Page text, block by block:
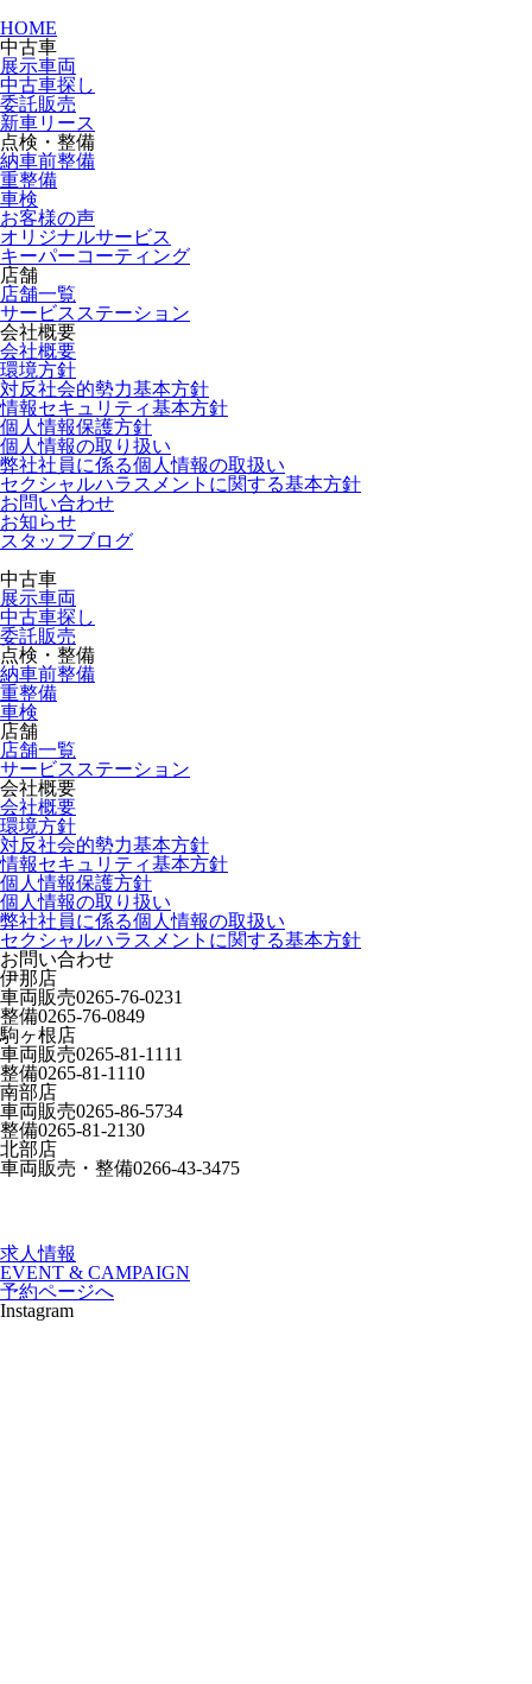
HOME
中古車
展示車両
中古車探し
委託販売
新車リース
点検・整備
納車前整備
重整備
車検
お客様の声
オリジナルサービス
キーパーコーティング
店舗
店舗一覧
サービスステーション
会社概要
会社概要
環境方針
対反社会的勢力基本方針
情報セキュリティ基本方針
個人情報保護方針
個人情報の取り扱い
弊社社員に係る個人情報の取扱い
セクシャルハラスメントに関する基本方針
お問い合わせ
お知らせ
スタッフブログ
中古車
展示車両
中古車探し
委託販売
点検・整備
納車前整備
重整備
車検
店舗
店舗一覧
サービスステーション
会社概要
会社概要
環境方針
対反社会的勢力基本方針
情報セキュリティ基本方針
個人情報保護方針
個人情報の取り扱い
弊社社員に係る個人情報の取扱い
セクシャルハラスメントに関する基本方針
お問い合わせ
伊那店
車両販売0265-76-0231
整備0265-76-0849
駒ヶ根店
車両販売0265-81-1111
整備0265-81-1110
南部店
車両販売0265-86-5734
整備0265-81-2130
北部店
車両販売・整備0266-43-3475
求人情報
EVENT & CAMPAIGN
予約ページへ
Instagram